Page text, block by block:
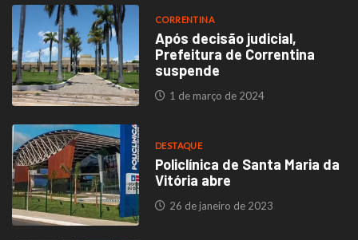
CORRENTINA
Após decisão judicial,
Prefeitura de Correntina
suspende
1 de março de 2024
DESTAQUE
Policlínica de Santa Maria da
Vitória abre
26 de janeiro de 2023